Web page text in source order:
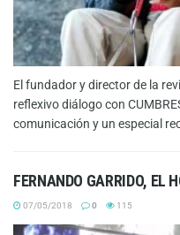
El fundador y director de la
reflexivo diálogo con
comunicación y un especial
FERNANDO GARRIDO, EL
07/05/2018 0 115